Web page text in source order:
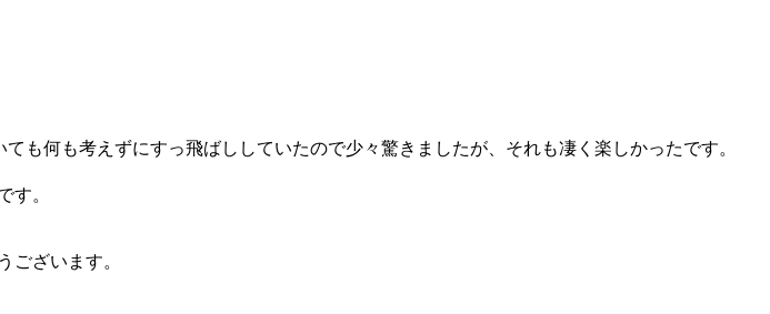
何も考えずにすっ飛ばししていたので少々驚きましたが、それも凄く楽しかったです。
す。
ございます。